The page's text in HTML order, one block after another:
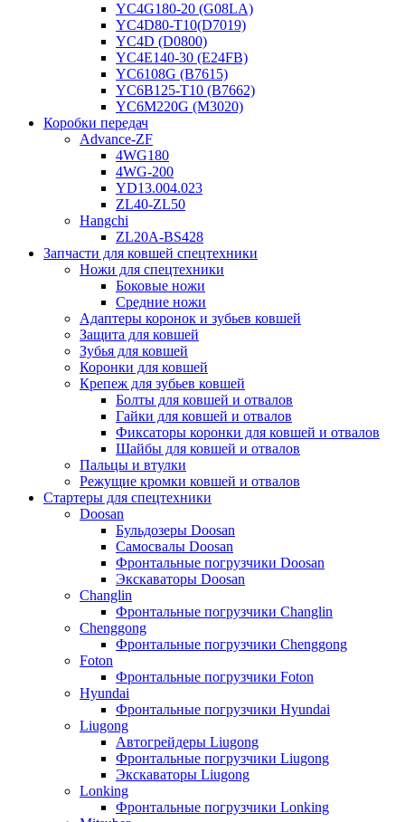
YC4G180-20 (G08LA)
YC4D80-T10(D7019)
YC4D (D0800)
YC4E140-30 (E24FB)
YC6108G (B7615)
YC6B125-T10 (B7662)
YC6M220G (M3020)
Коробки передач
Advance-ZF
4WG180
4WG-200
YD13.004.023
ZL40-ZL50
Hangchi
ZL20A-BS428
Запчасти для ковшей спецтехники
Ножи для спецтехники
Боковые ножи
Средние ножи
Адаптеры коронок и зубьев ковшей
Защита для ковшей
Зубья для ковшей
Коронки для ковшей
Крепеж для зубьев ковшей
Болты для ковшей и отвалов
Гайки для ковшей и отвалов
Фиксаторы коронки для ковшей и отвалов
Шайбы для ковшей и отвалов
Пальцы и втулки
Режущие кромки ковшей и отвалов
Стартеры для спецтехники
Doosan
Бульдозеры Doosan
Самосвалы Doosan
Фронтальные погрузчики Doosan
Экскаваторы Doosan
Changlin
Фронтальные погрузчики Changlin
Chenggong
Фронтальные погрузчики Chenggong
Foton
Фронтальные погрузчики Foton
Hyundai
Фронтальные погрузчики Hyundai
Liugong
Автогрейдеры Liugong
Фронтальные погрузчики Liugong
Экскаваторы Liugong
Lonking
Фронтальные погрузчики Lonking